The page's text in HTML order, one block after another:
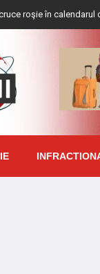
în calendarul ortodox